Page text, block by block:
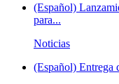
(Español)
para...
Noticias
(Español) Entrega